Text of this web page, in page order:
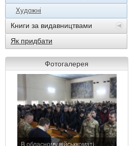
Художні
Книги за видавництвами
Як придбати
Фотогалерея
В обласному військкоматі